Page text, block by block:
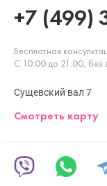
+7 (499)
Бесплатная
С 10:00 до 21:00, без
Сущевский вал 7
Смотреть карту